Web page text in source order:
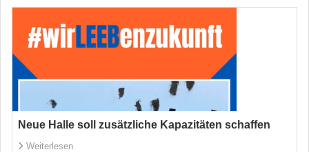
Neue Halle soll zusätzliche Kapazitäten schaffen
Weiterlesen